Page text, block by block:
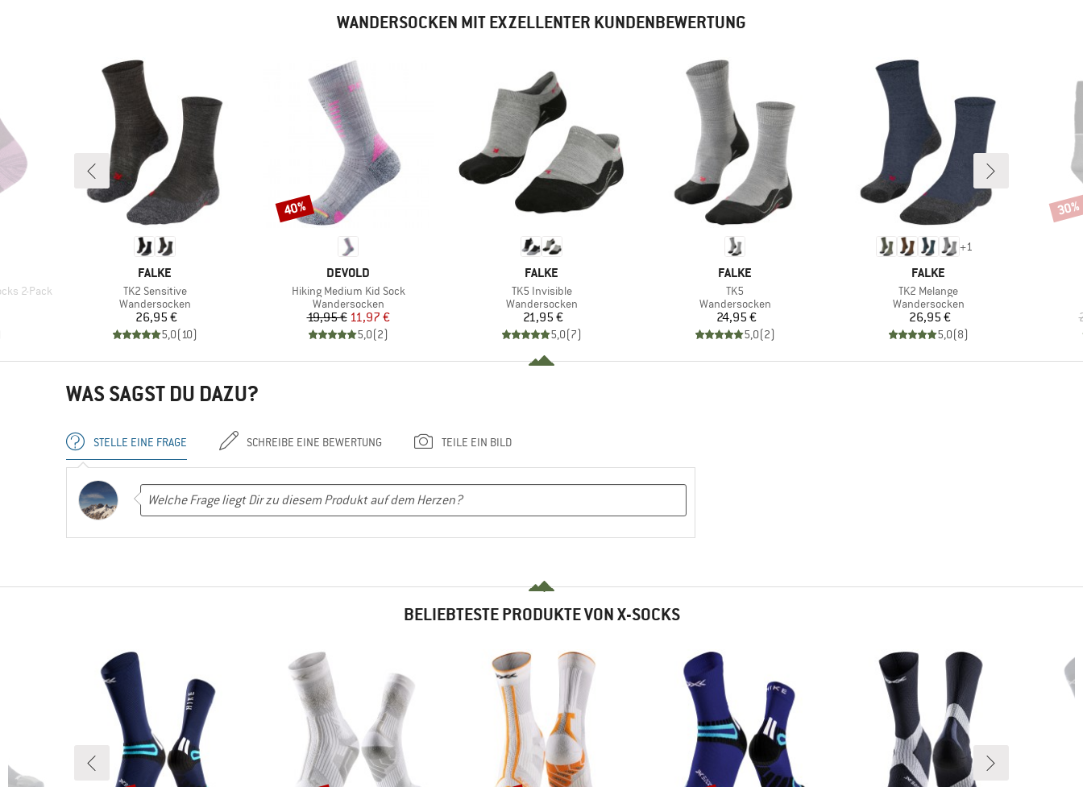
WANDERSOCKEN MIT EXZELLENTER KUNDENBEWERTUNG
2-Pack
MARKE
FALKE
Artikel
TK2 Sensitive
Produktgruppe
Wandersocken
Preis
26,95 €
5,0(10)
MARKE
DEVOLD
Artikel
Hiking Medium Kid Sock
Produktgruppe
Wandersocken
Preis
19,95 €reduzierter Preis
11,97 €
5,0(2)
Rabatt
40%
MARKE
FALKE
Artikel
TK5 Invisible
Produktgruppe
Wandersocken
Preis
21,95 €
5,0(7)
MARKE
FALKE
Artikel
TK5
Produktgruppe
Wandersocken
Preis
24,95 €
5,0(2)
+1
MARKE
FALKE
Artikel
TK2 Melange
Produktgruppe
Wandersocken
Preis
26,95 €
5,0(8)
30%
WAS SAGST DU DAZU?
STELLE EINE FRAGE SCHREIBE EINE BEWERTUNG TEILE EIN BILD
BELIEBTESTE PRODUKTE VON X-SOCKS